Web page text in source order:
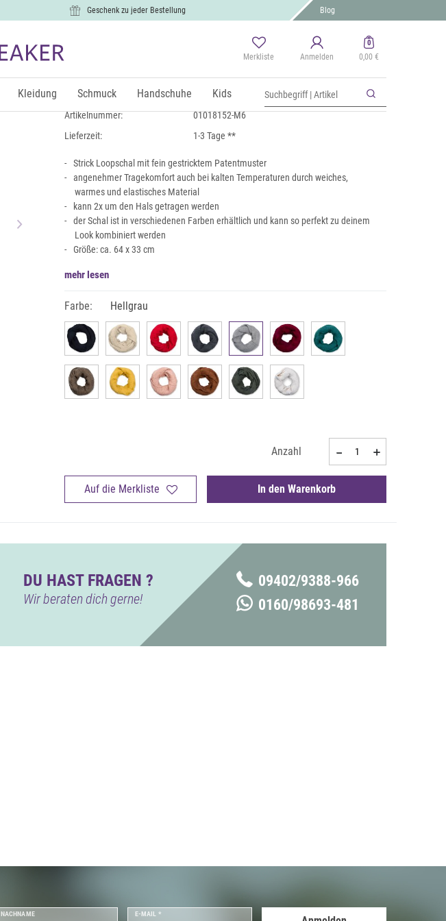
Geschenk zu jeder Bestellung Blog
Merkliste Anmelden
0
0,00 €
Kleidung Schmuck Handschuhe Kids
Feinstrick Loop mit Patentmuster
14,99 €
inkl. MwSt., zzgl.Versand
Artikelnummer:
01018152-M6
Lieferzeit:
1-3 Tage **
Strick Loopschal mit fein gestricktem Patentmuster
angenehmer Tragekomfort auch bei kalten Temperaturen durch weiches,
warmes und elastisches Material
kann 2x um den Hals getragen werden
der Schal ist in verschiedenen Farben erhältlich und kann so perfekt zu deinem
Look kombiniert werden
Größe: ca. 64 x 33 cm
mehr lesen
Farbe: Hellgrau
Anzahl
Auf die Merkliste In den Warenkorb
DU HAST FRAGEN ?
Wir beraten dich gerne!
09402/9388-966
0160/98693-481
NACHNAME E-MAIL *